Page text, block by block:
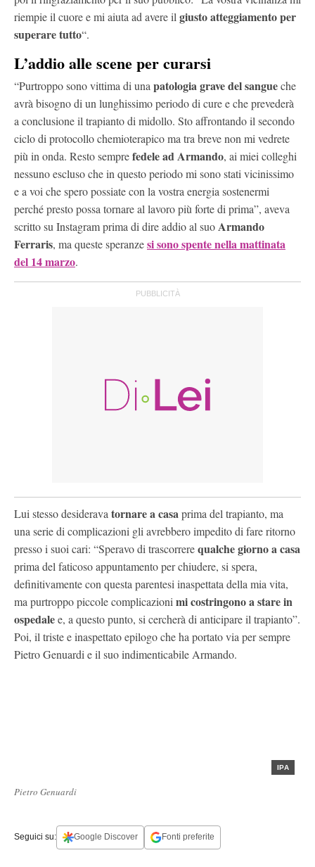
riempie il cuore e mi aiuta ad avere ilgiusto atteggiamento per
superare tutto“.
L’addio alle scene per curarsi
“Purtroppo sono vittima di una patologia grave del sangueche
avrà bisogno di un lunghissimo periodo di cure e che prevederà
a conclusione il trapianto di midollo. Sto affrontando il secondo
ciclo di protocollo chemioterapico ma tra breve non mi vedrete
più in onda. Resto semprefedele ad Armando, ai miei colleghi
nessuno escluso che in questo periodo mi sono stati vicinissimo
e a voi che spero possiate con la vostra energia sostenermi
perché presto possa tornare al lavoro più forte di prima”, aveva
scritto su Instagram prima di dire addio al suoArmando
Ferraris, ma queste speranzesi sono spente nella mattinata
del 14 marzo.
Lui stesso desiderava tornare a casaprima del trapianto, ma
una serie di complicazioni gli avrebbero impedito di fare ritorno
presso i suoi cari: “Speravo di trascorrerequalche giorno a casa
prima del faticoso appuntamento per chiudere, si spera,
definitivamente con questa parentesi inaspettata della mia vita,
ma purtroppo piccole complicazioni mi costringono a stare in
ospedalee, a questo punto, si cercherà di anticipare il trapianto”.
Poi, il triste e inaspettato epilogo che ha portato via per sempre
Pietro Genuardi e il suo indimenticabile Armando.
IPA
Pietro Genuardi
Seguici su: Google Discover Fonti preferite